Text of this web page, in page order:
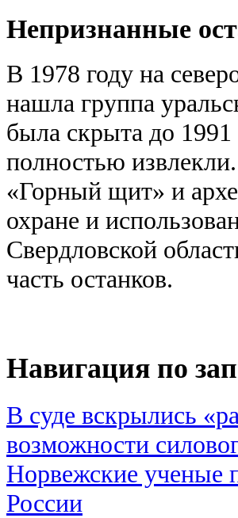
Непризнанные
В 1978 году на
нашла группа
была скрыта до
полностью
«Горный щит» и
охране и
Свердловской
часть останков.
Навигация по
В суде вскрылись
возможности
Норвежские ученые
России